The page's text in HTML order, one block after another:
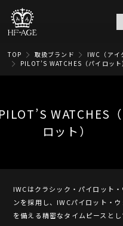
TOP 取扱ブランド
IWC（アイ
PILOT’S WATCHES（パイロット
IWCはクラシック・パイロット
ンを採用し、IWCパイロット・
を備える精密なタイムピースと